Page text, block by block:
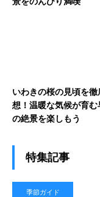
いわきの桜の見頃を徹
想！温暖な気候が育む
の絶景を楽しもう
特集記事
季節ガイド